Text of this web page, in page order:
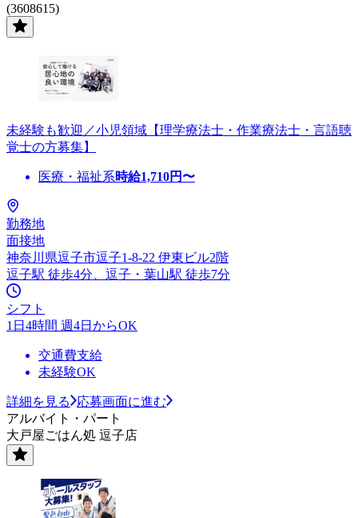
(3608615)
未経験も歓迎／小児領域【理学療法士・作業療法士・言語聴
覚士の方募集】
医療・福祉系時給1,710円〜
勤務地
面接地
神奈川県逗子市逗子1-8-22 伊東ビル2階
逗子駅 徒歩4分、逗子・葉山駅 徒歩7分
シフト
1日4時間 週4日からOK
交通費支給
未経験OK
詳細を見る
応募画面に進む
アルバイト・パート
大戸屋ごはん処 逗子店